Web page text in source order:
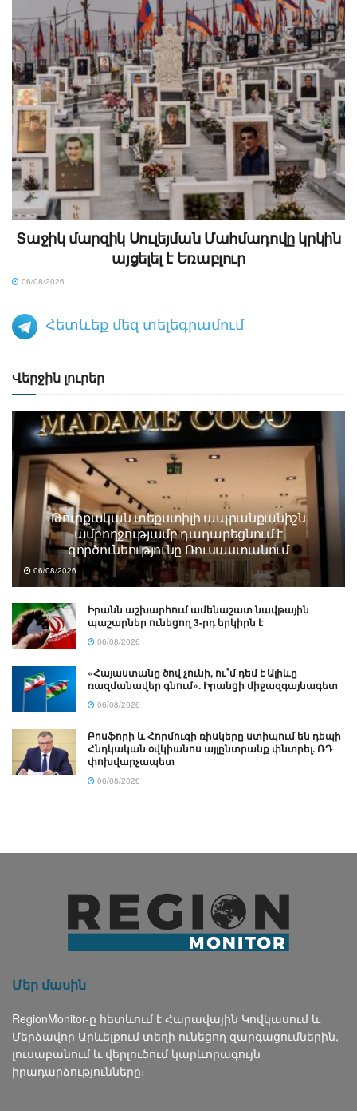
Տաջիկ մարզիկ Սուլեյման Մահմադովը կրկին
այցելել է Եռաբլուր
06/08/2026
Հետևեք մեզ տելեգրամում
Վերջին լուրեր
Թուրքական տեքստիլի ապրանքանիշն
ամբողջությամբ դադարեցնում է
գործունեությունը Ռուսաստանում
06/08/2026
Իրանն աշխարհում ամենաշատ նավթային
պաշարներ ունեցող 3-րդ երկիրն է
06/08/2026
«Հայաստանը ծով չունի, ու՞մ դեմ է Ալիևը
ռազմանավեր գնում». Իրանցի միջազգայնագետ
06/08/2026
Բոսֆորի և Հորմուզի ռիսկերը ստիպում են դեպի
Հնդկական օվկիանոս այլընտրանք փնտրել. ՌԴ
փոխվարչապետ
06/08/2026
Մեր մասին
RegionMonitor-ը հետևում է Հարավային Կովկասում և
Մերձավոր Արևելքում տեղի ունեցող զարգացումներին,
լուսաբանում և վերլուծում կարևորագույն
իրադարձությունները։